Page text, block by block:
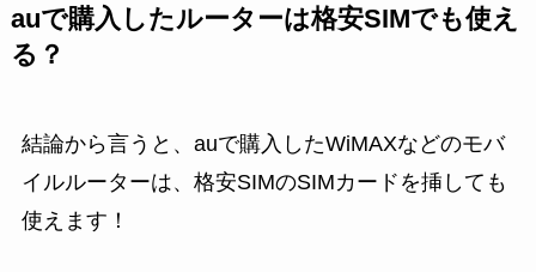
auで購入したルーターは格安SIMでも使え
る？
結論から言うと、auで購入したWiMAXなどのモバ
イルルーターは、 格安SIMのSIMカードを挿しても
使えます ！